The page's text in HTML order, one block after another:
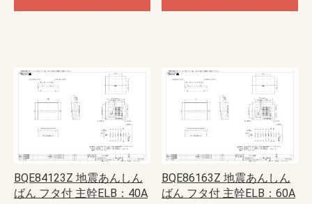
BQE84123Z 地震あんしん
ばん フタ付 主幹ELB：40A
BQE86163Z 地震あんしん
ばん フタ付 主幹ELB：60A